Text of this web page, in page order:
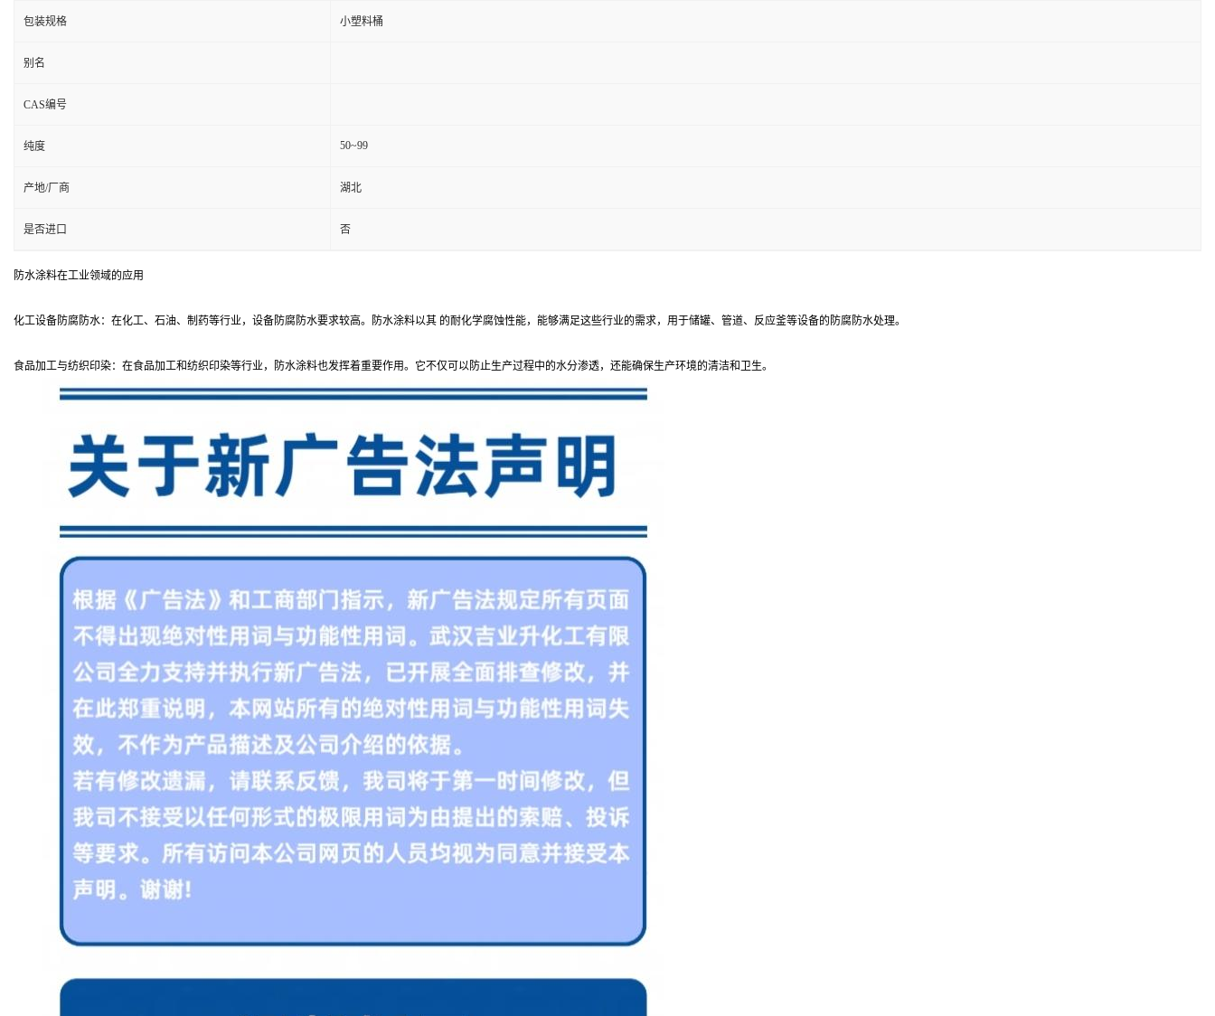
包装规格 小塑料桶
别名
CAS编号
纯度 50~99
产地/厂商 湖北
是否进口 否
防水涂料在工业领域的应用
化工设备防腐防水：在化工、石油、制药等行业，设备防腐防水要求较高。防水涂料以其 的耐化学腐蚀性能，能够满足这些行业的需求，用于储罐、管道、反应釜等设备的防腐防水处理。
食品加工与纺织印染：在食品加工和纺织印染等行业，防水涂料也发挥着重要作用。它不仅可以防止生产过程中的水分渗透，还能确保生产环境的清洁和卫生。